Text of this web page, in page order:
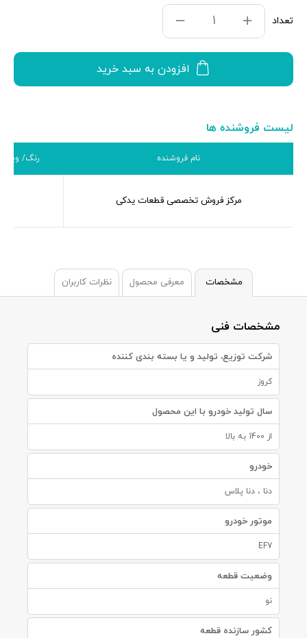
تعداد
افزودن به سبد خرید
لیست فروشنده ها
نام فروشنده رنگ/ ویژگی
مرکز فروش تخصصی قطعات یدکی
مشخصات معرفی محصول نظرات کاربران
مشخصات فنی
شرکت توزیع، تولید و یا بسته بندی کننده
کروز
سال تولید خودرو با این محصول
از 1400 به بالا
خودرو
دنا ، دنا پلاس
موتور خودرو
EF7
وضعیت قطعه
نو
کشور سازنده قطعه